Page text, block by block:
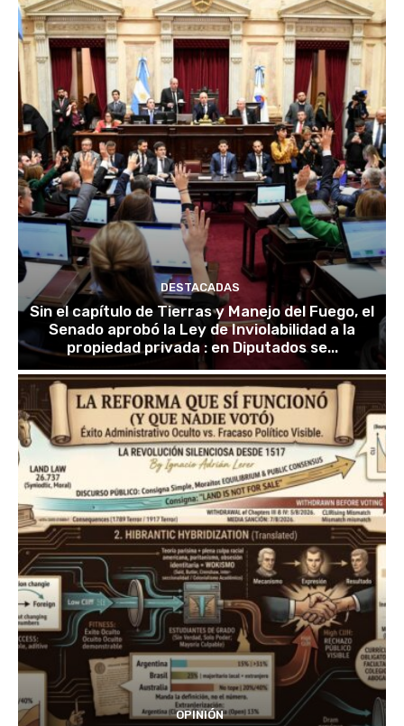
DESTACADAS
Sin el capítulo de Tierras y Manejo del Fuego, el
Senado aprobó la Ley de Inviolabilidad a la
propiedad privada : en Diputados se...
OPINIÓN